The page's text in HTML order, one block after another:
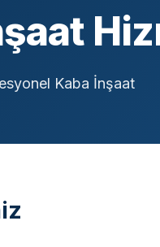
Kaba İnşaat